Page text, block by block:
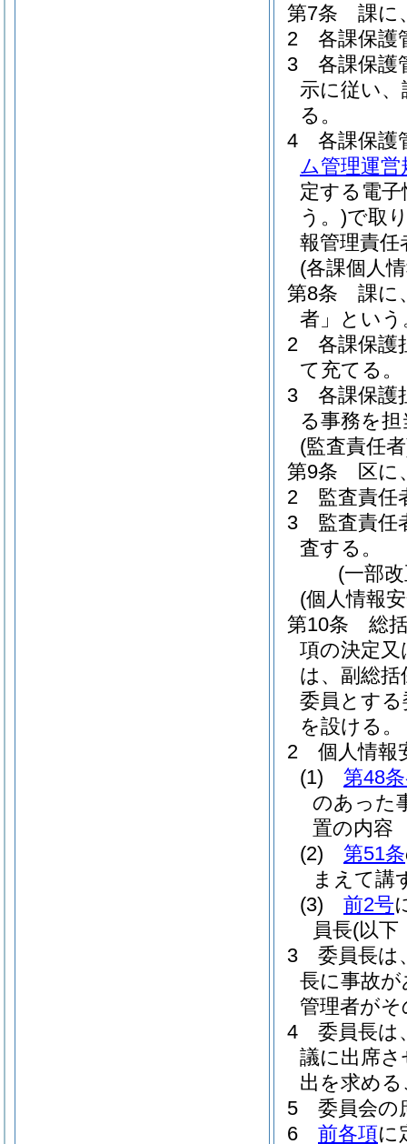
第7条
課に
2
各課保護
3
各課保護
示に従い
る。
4
各課保護
ム管理運営
定する電
う。)で取
報管理責
(各課個人
第8条
課に
者」という
2
各課保護
て充てる。
3
各課保護
る事務を
(監査責任
第9条
区に
2
監査責任
3
監査責任
査する。
(一部
(個人情報
第10条
総
項の決定
は、副総
委員とする
を設ける。
2
個人情報
(1)
第48
のあった
置の内容
(2)
第51条
まえて講
(3)
前2号
員長(以下
3
委員長は
長に事故
管理者が
4
委員長は
議に出席
出を求め
5
委員会の
6
前各項に